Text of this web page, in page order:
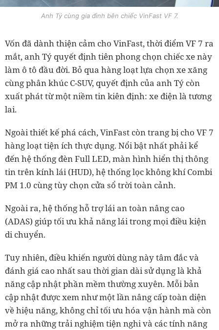
Anh Tý cùng gia đình bên chiếc VinFast VF 7.
Vốn đã dành thiện cảm cho VinFast, thời điểm VF 7 ra
mắt, anh Tý quyết định tiên phong chọn chiếc xe này
làm ô tô đầu đời. Bỏ qua hàng loạt lựa chọn xe xăng
cùng phân khúc C-SUV, quyết định của anh Tý còn
xuất phát từ một niềm tin kiên định: xe điện là tương
lai.
Ngoài thiết kế phá cách, VinFast còn trang bị cho VF 7
hàng loạt tiện ích thực dụng. Nổi bật nhất phải kể
đến hệ thống đèn Full LED, màn hình hiển thị thông
tin trên kính lái (HUD), hệ thống lọc không khí Combi
PM 1.0 cùng tùy chọn cửa sổ trời toàn cảnh.
Ngoài ra, hệ thống hỗ trợ lái an toàn nâng cao
(ADAS) giúp tối ưu khả năng lái trong mọi điều kiện
di chuyển.
Tuy nhiên, điều khiến người dùng này tâm đắc và
đánh giá cao nhất sau thời gian dài sử dụng là khả
năng cập nhật phần mềm thường xuyên. Mỗi bản
cập nhật được xem như một lần nâng cấp toàn diện
về hiệu năng, không chỉ tối ưu hóa vận hành mà còn
mở ra những trải nghiệm tiện nghi và các tính năng